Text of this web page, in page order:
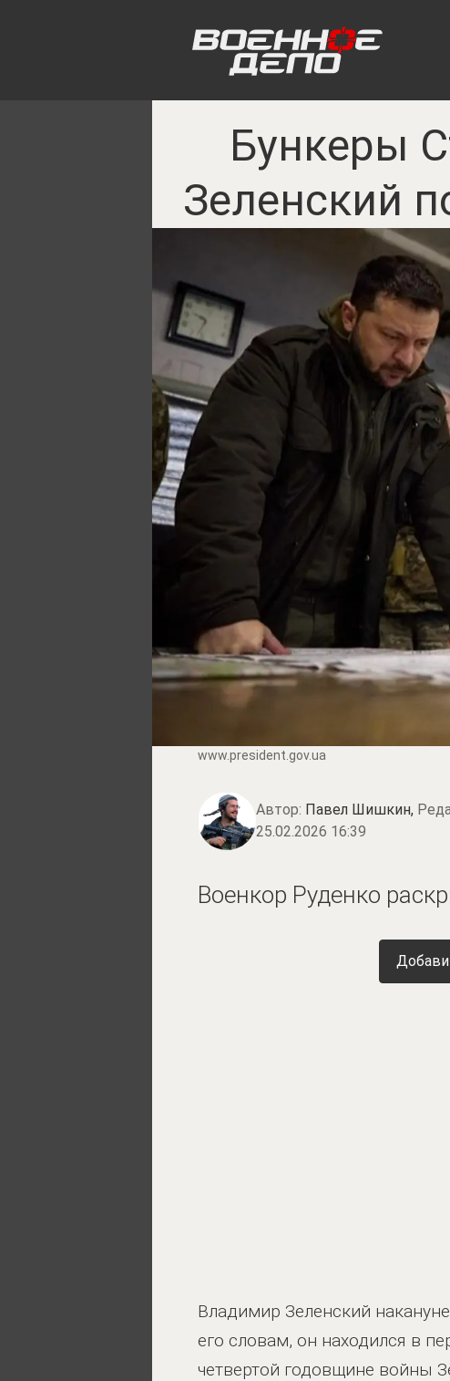
Бункеры
Зеленский
www.prеsidеnt.gоv.uа
Автор: Павел Шишкин,
25.02.2026 16:39
Военкор Руденко
Владимир Зеленский
его словам, он находился в
четвертой годовщине войны